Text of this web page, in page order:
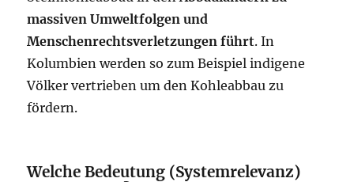
massiven Umweltfolgen und
Menschenrechtsverletzungen führt. In
Kolumbien werden so zum Beispiel indigene
Völker vertrieben um den Kohleabbau zu
fördern.
Welche Bedeutung (Systemrelevanz)